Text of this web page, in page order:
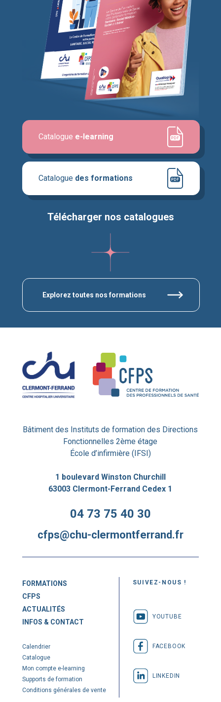
Explorez toutes nos formations
Télécharger nos catalogues
Catalogue des formations
Catalogue e-learning
Bâtiment des Instituts de formation des Directions
Fonctionnelles 2ème étage
École d’infirmière (IFSI)
1 boulevard Winston Churchill
63003 Clermont-Ferrand Cedex 1
04 73 75 40 30
cfps@chu-clermontferrand.fr
FORMATIONS
CFPS
ACTUALITÉS
INFOS & CONTACT
Calendrier
Catalogue
Mon compte e-learning
Supports de formation
Conditions générales de vente
SUIVEZ-NOUS !
YOUTUBE
FACEBOOK
LINKEDIN